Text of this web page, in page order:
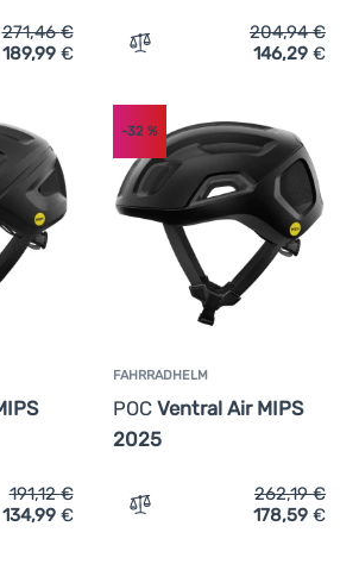
'Fahrradhelm POC Ventral Air MIPS'
271,46€
189,99 € Zum Vergleich 'Skibrille
204,94€
146,29 €
'Fahrradhelm POC Omne Air MIPS'
191,12€
134,99 €
FAHRRADHELM
POC Ventral Air MIPS
2025
-32%
Zum Vergleich
262,19€
178,59 €